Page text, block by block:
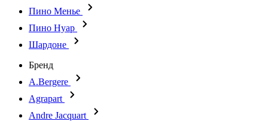
Пино Менье
Пино Нуар
Шардоне
Бренд
A.Bergere
Agrapart
Andre Jacquart